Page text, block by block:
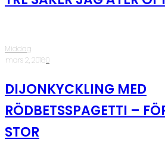
Middag
·mars 2, 2018·0
DIJONKYCKLING MED
RÖDBETSSPAGETTI –
STOR